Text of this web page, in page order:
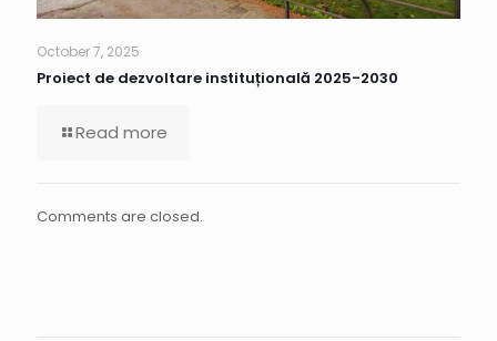
October 7, 2025
Proiect de dezvoltare instituțională 2025-2030
Read more
Comments are closed.